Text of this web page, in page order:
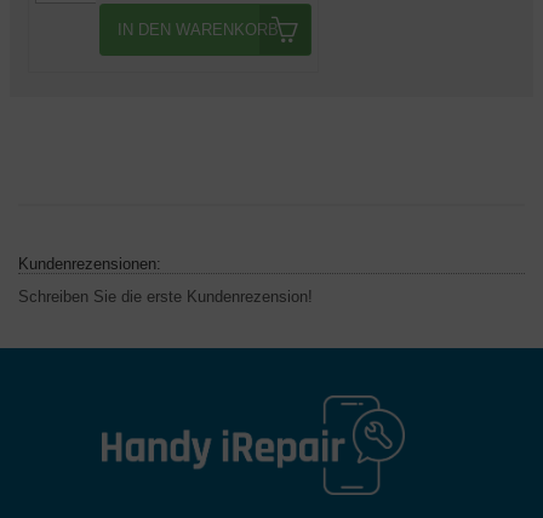
IN DEN WARENKORB
Kundenrezensionen:
Schreiben Sie die erste Kundenrezension!